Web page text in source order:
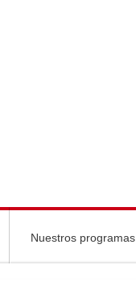
Nuestros programas